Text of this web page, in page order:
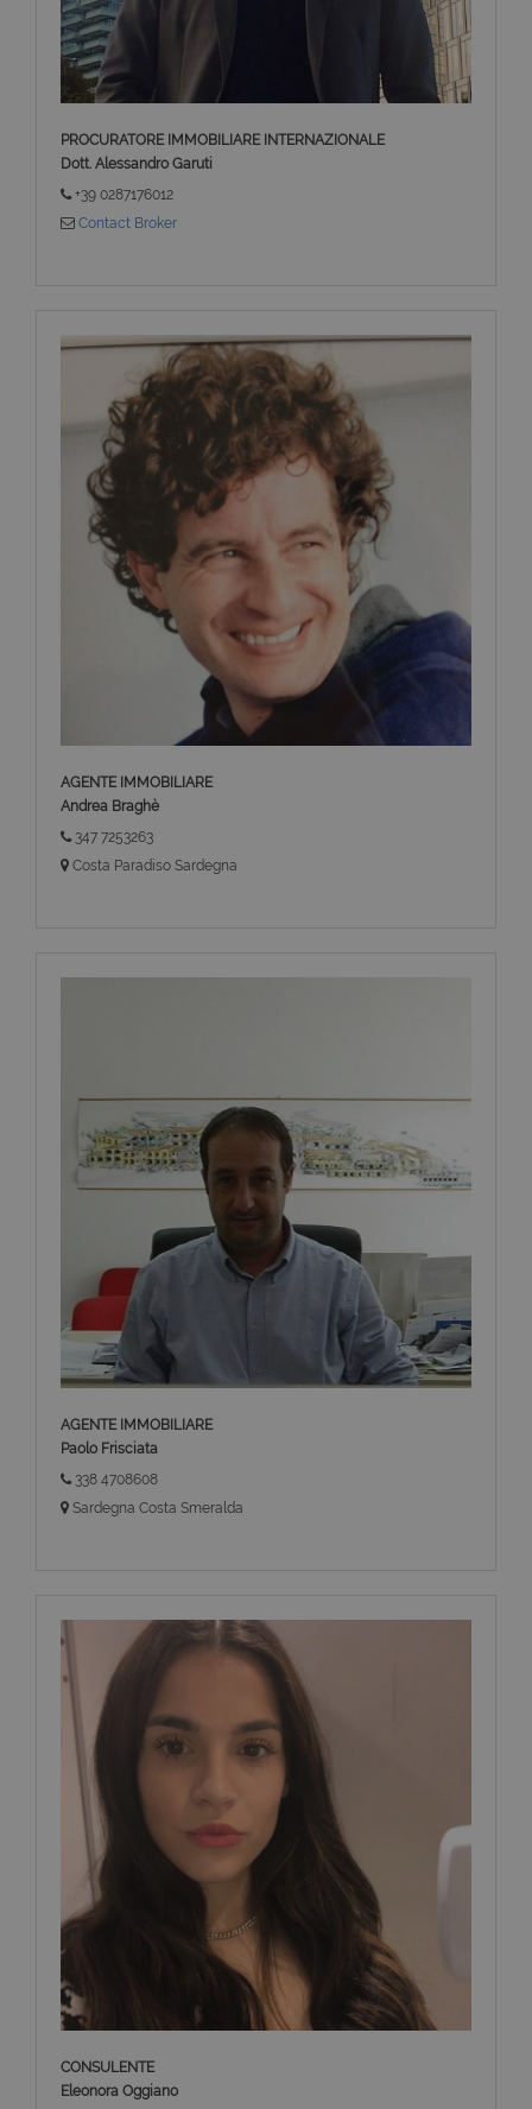
PROCURATORE IMMOBILIARE INTERNAZIONALE
Dott. Alessandro Garuti
+39 0287176012
Contact Broker
AGENTE IMMOBILIARE
Andrea Braghè
347 7253263
Costa Paradiso Sardegna
AGENTE IMMOBILIARE
Paolo Frisciata
338 4708608
Sardegna Costa Smeralda
CONSULENTE
Eleonora Oggiano